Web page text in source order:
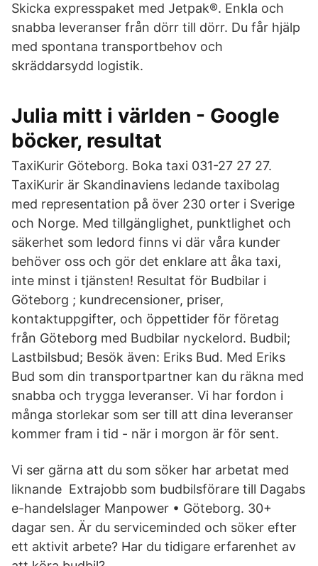
Skicka expresspaket med Jetpak®. Enkla och
snabba leveranser från dörr till dörr. Du får hjälp
med spontana transportbehov och
skräddarsydd logistik.
Julia mitt i världen - Google
böcker, resultat
TaxiKurir Göteborg. Boka taxi 031-27 27 27.
TaxiKurir är Skandinaviens ledande taxibolag
med representation på över 230 orter i Sverige
och Norge. Med tillgänglighet, punktlighet och
säkerhet som ledord finns vi där våra kunder
behöver oss och gör det enklare att åka taxi,
inte minst i tjänsten! Resultat för Budbilar i
Göteborg ; kundrecensioner, priser,
kontaktuppgifter, och öppettider för företag
från Göteborg med Budbilar nyckelord. Budbil;
Lastbilsbud; Besök även: Eriks Bud. Med Eriks
Bud som din transportpartner kan du räkna med
snabba och trygga leveranser. Vi har fordon i
många storlekar som ser till att dina leveranser
kommer fram i tid - när i morgon är för sent.
Vi ser gärna att du som söker har arbetat med
liknande Extrajobb som budbilsförare till Dagabs
e-handelslager Manpower • Göteborg. 30+
dagar sen. Är du serviceminded och söker efter
ett aktivit arbete? Har du tidigare erfarenhet av